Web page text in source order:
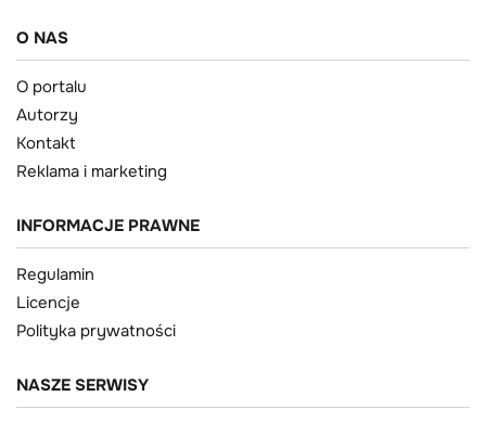
O NAS
O portalu
Autorzy
Kontakt
Reklama i marketing
INFORMACJE PRAWNE
Regulamin
Licencje
Polityka prywatności
NASZE SERWISY